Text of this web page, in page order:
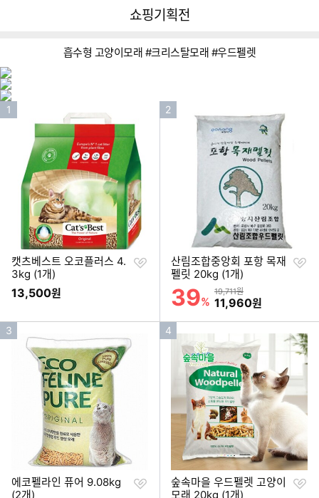
다나와
쇼핑기획전
흡수형 고양이모래 #크리스탈모래 #우드펠렛
인1
캣츠베스트 오코플러스 4.
3kg (1개)
13,500원
찜
인
2
산림조합중앙회 포항 목재
펠릿 20kg (1개)
할인률
39%
상품금액
19,711원
할인금액
11,960원
찜
인
3
에코펠라인 퓨어 9.08kg
(2개)
찜
인
4
숲속마을 우드펠렛 고양이
모래 20kg (1개)
찜